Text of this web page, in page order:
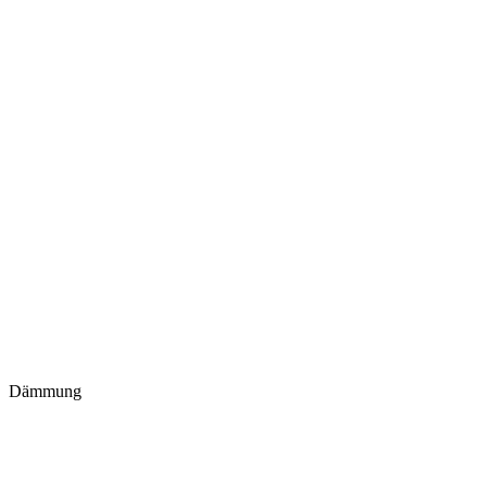
Dämmung